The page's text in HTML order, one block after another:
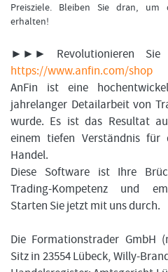
Preisziele. Bleiben Sie dran, um
erhalten!
►►► Revolutionieren Sie
https://www.anfin.com/shop
AnFin ist eine
jahrelanger Detailarbeit von
wurde. Es ist das Resultat
einem tiefen Verständnis für
Handel.
Diese Software ist Ihre
Trading-Kompetenz und
Starten Sie jetzt mit uns durch.
Die Formationstrader GmbH
Sitz in 23554 Lübeck, Willy-